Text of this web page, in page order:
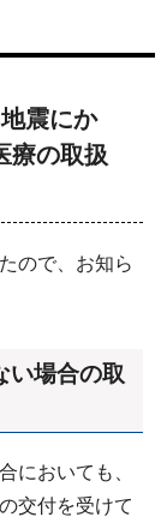
震にか
療の取扱
ので、お知ら
い場合の取
においても、
交付を受けて